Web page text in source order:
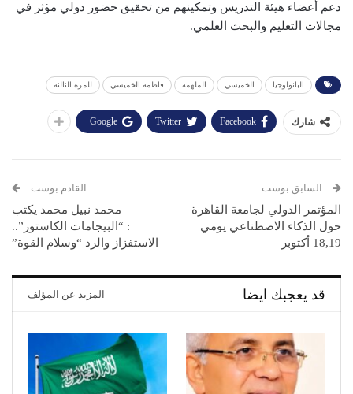
دعم أعضاء هيئة التدريس وتمكينهم من تحقيق حضور دولي مؤثر في
مجالات التعليم والبحث العلمي.
الباثولوجيا الخميسي الملهمة فاطمة الخميسي للمرة الثالثة
شارك Facebook
Twitter
Google+
السابق بوست
المؤتمر الدولي لجامعة القاهرة
حول الذكاء الاصطناعي يومي
18,19 أكتوبر
القادم بوست
محمد نبيل محمد يكتب
: “البيجامات الكاستور”..
الاستفزاز والرد “وسلام القوة”
قد يعجبك ايضا المزيد عن المؤلف